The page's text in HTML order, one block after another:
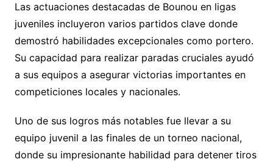
Las actuaciones destacadas de Bounou en ligas
juveniles incluyeron varios partidos clave donde
demostró habilidades excepcionales como portero.
Su capacidad para realizar paradas cruciales ayudó
a sus equipos a asegurar victorias importantes en
competiciones locales y nacionales.
Uno de sus logros más notables fue llevar a su
equipo juvenil a las finales de un torneo nacional,
donde su impresionante habilidad para detener tiros